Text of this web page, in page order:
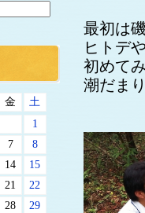
最初は
ヒトデ
初めて
潮だま
金
土
1
7
8
14
15
21
22
28
29